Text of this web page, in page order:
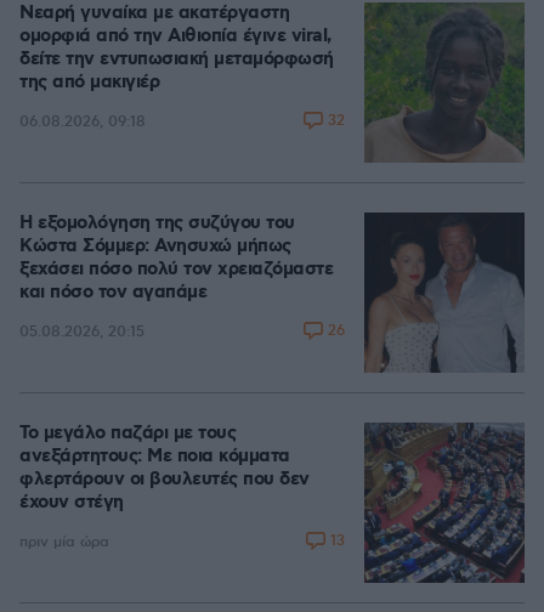
Νεαρή γυναίκα με ακατέργαστη
ομορφιά από την Αιθιοπία έγινε viral,
δείτε την εντυπωσιακή μεταμόρφωσή
της από μακιγιέρ
06.08.2026, 09:18 32
Η εξομολόγηση της συζύγου του
Κώστα Σόμμερ: Ανησυχώ μήπως
ξεχάσει πόσο πολύ τον χρειαζόμαστε
και πόσο τον αγαπάμε
05.08.2026, 20:15 26
Το μεγάλο παζάρι με τους
ανεξάρτητους: Με ποια κόμματα
φλερτάρουν οι βουλευτές που δεν
έχουν στέγη
πριν μία ώρα 13